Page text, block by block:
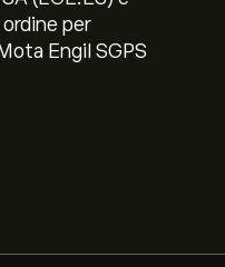
per
Engil SGPS